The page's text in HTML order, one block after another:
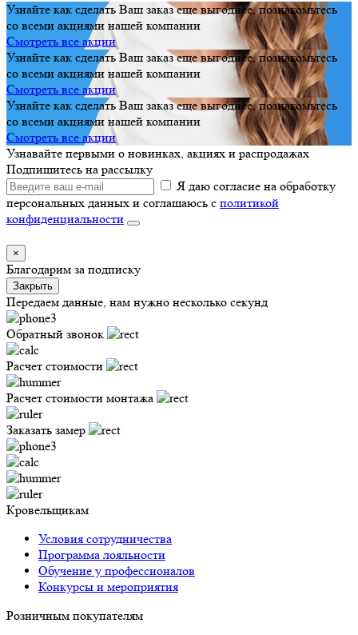
Узнайте как сделать Ваш заказ еще выгоднее, познакомьтесь
со всеми акциями нашей компании
Смотреть все акции
Узнайте как сделать Ваш заказ еще выгоднее, познакомьтесь
со всеми акциями нашей компании
Смотреть все акции
Узнайте как сделать Ваш заказ еще выгоднее, познакомьтесь
со всеми акциями нашей компании
Смотреть все акции
Узнавайте первыми о новинках, акциях и распродажах
Подпишитесь на рассылку
Я даю согласие на обработку
персональных данных и соглашаюсь с политикой
конфиденциальности
×
Благодарим за подписку
Закрыть
Передаем данные, нам нужно несколько секунд
Обратный звонок
Расчет стоимости
Расчет стоимости монтажа
Заказать замер
Кровельщикам
Условия сотрудничества
Программа лояльности
Обучение у профессионалов
Конкурсы и мероприятия
Розничным покупателям